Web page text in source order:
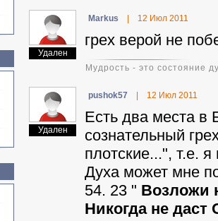
Удален
Markus 12 Июл 2011
грех верой не
Мудрость - это состояние
Удален
pushok57 12 Июл 2011
Есть два места в
сознательный
плотские...", т.е.
Духа может мне
54. 23 " Возложи
Никогда не даст